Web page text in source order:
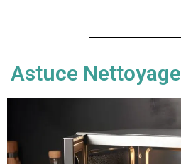
Astuce Nettoyage